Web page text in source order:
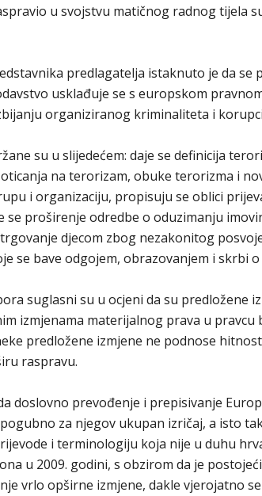
u svojstvu matičnog radnog tijela
predlagatelja istaknuto je da se
usklađuje se s europskom
organiziranog kriminaliteta i
su u slijedećem: daje se definicija
na terorizam, obuke terorizma i
i organizaciju, propisuju se oblici
se proširenje odredbe o oduzimanju
djecom zbog nezakonitog
se bave odgojem, obrazovanjem i skrbi
suglasni su u ocjeni da su predložene
izmjenama materijalnog prava u
predložene izmjene ne podnose
raspravu.
doslovno prevođenje i prepisivanje
za njegov ukupan izričaj, a isto
i terminologiju koja nije u duhu
u 2009. godini, s obzirom da je
vrlo opširne izmjene, dakle vjerojatno